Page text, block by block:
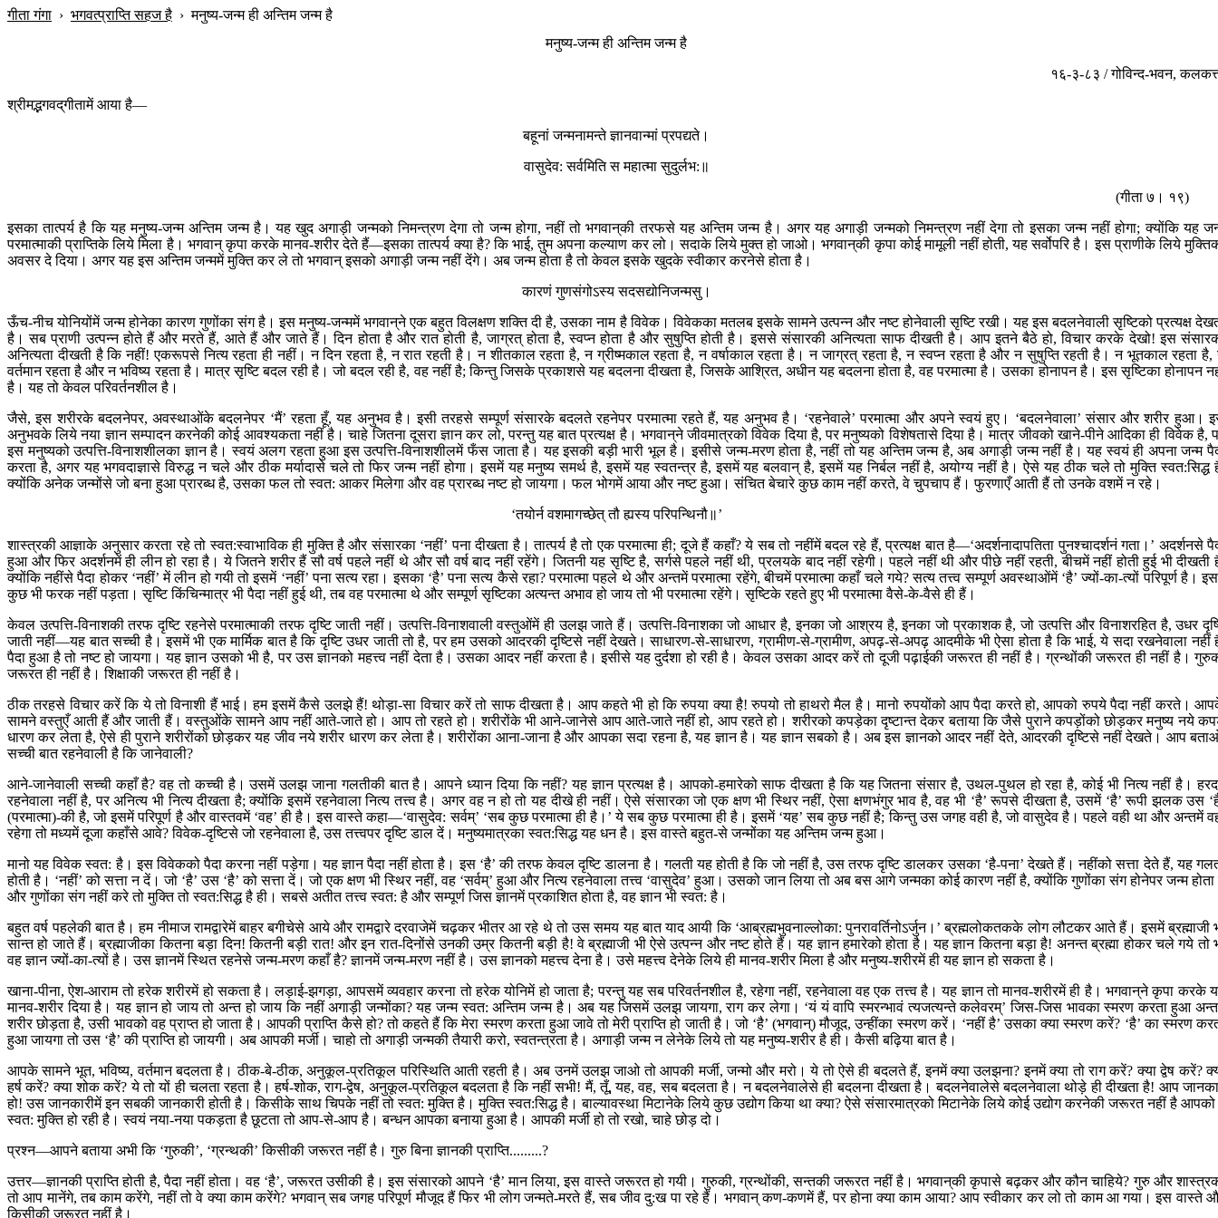
गीता गंगा › भगवत्प्राप्ति सहज है ›मनुष्य-जन्म ही अन्तिम जन्म है
मनुष्य-जन्म ही अन्तिम जन्म है
१६-३-८३ / गोविन्द-भवन,
श्रीमद्भगवद‍्गीतामें आया है—
बहूनां जन्मनामन्ते ज्ञानवान्मां प्रपद्यते।
वासुदेव: सर्वमिति स महात्मा सुदुर्लभ:॥
(गीता ७। १९)
इसका तात्पर्य है कि यह मनुष्य-जन्म अन्तिम जन्म है। यह खुद अगाड़ी जन्मको निमन्त्रण देगा तो जन्म होगा, नहीं तो भगवान‍्की तरफसे यह अन्तिम जन्म है। अगर यह अगाड़ी जन्मको निमन्त्रण नहीं देगा तो इसका जन्म नहीं होगा; क्योंकि यह
परमात्माकी प्राप्तिके लिये मिला है। भगवान् कृपा करके मानव-शरीर देते हैं—इसका तात्पर्य क्या है? कि भाई, तुम अपना कल्याण कर लो। सदाके लिये मुक्त हो जाओ। भगवान‍्की कृपा कोई मामूली नहीं होती, यह सर्वोपरि है। इस प्राणीके लिये
अवसर दे दिया। अगर यह इस अन्तिम जन्ममें मुक्ति कर ले तो भगवान् इसको अगाड़ी जन्म नहीं देंगे। अब जन्म होता है तो केवल इसके खुदके स्वीकार करनेसे होता है।
कारणं गुणसंगोऽस्य सदसद्योनिजन्मसु।
ऊँच-नीच योनियोंमें जन्म होनेका कारण गुणोंका संग है। इस मनुष्य-जन्ममें भगवान‍्ने एक बहुत विलक्षण शक्ति दी है, उसका नाम है विवेक। विवेकका मतलब इसके सामने उत्पन्न और नष्ट होनेवाली सृष्टि रखी। यह इस बदलनेवाली सृष्टिको प्रत्यक्ष
है। सब प्राणी उत्पन्न होते हैं और मरते हैं, आते हैं और जाते हैं। दिन होता है और रात होती है, जाग्रत् होता है, स्वप्न होता है और सुषुप्ति होती है। इससे संसारकी अनित्यता साफ दीखती है। आप इतने बैठे हो, विचार करके देखो! इस
अनित्यता दीखती है कि नहीं! एकरूपसे नित्य रहता ही नहीं। न दिन रहता है, न रात रहती है। न शीतकाल रहता है, न ग्रीष्मकाल रहता है, न वर्षाकाल रहता है। न जाग्रत् रहता है, न स्वप्न रहता है और न सुषुप्ति रहती है। न भूतकाल रहता है,
वर्तमान रहता है और न भविष्य रहता है। मात्र सृष्टि बदल रही है। जो बदल रही है, वह नहीं है; किन्तु जिसके प्रकाशसे यह बदलना दीखता है, जिसके आश्रित, अधीन यह बदलना होता है, वह परमात्मा है। उसका होनापन है। इस सृष्टिका होनापन
है। यह तो केवल परिवर्तनशील है।
जैसे, इस शरीरके बदलनेपर, अवस्थाओंके बदलनेपर ‘मैं’ रहता हूँ, यह अनुभव है। इसी तरहसे सम्पूर्ण संसारके बदलते रहनेपर परमात्मा रहते हैं, यह अनुभव है। ‘रहनेवाले’ परमात्मा और अपने स्वयं हुए। ‘बदलनेवाला’ संसार और शरीर हुआ।
अनुभवके लिये नया ज्ञान सम्पादन करनेकी कोई आवश्यकता नहीं है। चाहे जितना दूसरा ज्ञान कर लो, परन्तु यह बात प्रत्यक्ष है। भगवान‍्ने जीवमात्रको विवेक दिया है, पर मनुष्यको विशेषतासे दिया है। मात्र जीवको खाने-पीने आदिका ही विवेक है,
इस मनुष्यको उत्पत्ति-विनाशशीलका ज्ञान है। स्वयं अलग रहता हुआ इस उत्पत्ति-विनाशशीलमें फँस जाता है। यह इसकी बड़ी भारी भूल है। इसीसे जन्म-मरण होता है, नहीं तो यह अन्तिम जन्म है, अब अगाड़ी जन्म नहीं है। यह स्वयं ही अपना जन्म
करता है, अगर यह भगवदाज्ञासे विरुद्ध न चले और ठीक मर्यादासे चले तो फिर जन्म नहीं होगा। इसमें यह मनुष्य समर्थ है, इसमें यह स्वतन्त्र है, इसमें यह बलवान् है, इसमें यह निर्बल नहीं है, अयोग्य नहीं है। ऐसे यह ठीक चले तो मुक्ति स्वत:सिद्ध
क्योंकि अनेक जन्मोंसे जो बना हुआ प्रारब्ध है, उसका फल तो स्वत: आकर मिलेगा और वह प्रारब्ध नष्ट हो जायगा। फल भोगमें आया और नष्ट हुआ। संचित बेचारे कुछ काम नहीं करते, वे चुपचाप हैं। फुरणाएँ आती हैं तो उनके वशमें न रहे।
‘तयोर्न वशमागच्छेत् तौ ह्यस्य परिपन्थिनौ॥’
शास्त्रकी आज्ञाके अनुसार करता रहे तो स्वत:स्वाभाविक ही मुक्ति है और संसारका ‘नहीं’ पना दीखता है। तात्पर्य है तो एक परमात्मा ही; दूजे हैं कहाँ? ये सब तो नहींमें बदल रहे हैं, प्रत्यक्ष बात है—‘अदर्शनादापतिता पुनश्चादर्शनं गता।’ अदर्शनसे
हुआ और फिर अदर्शनमें ही लीन हो रहा है। ये जितने शरीर हैं सौ वर्ष पहले नहीं थे और सौ वर्ष बाद नहीं रहेंगे। जितनी यह सृष्टि है, सर्गसे पहले नहीं थी, प्रलयके बाद नहीं रहेगी। पहले नहीं थी और पीछे नहीं रहती, बीचमें नहीं होती हुई भी दीखती
क्योंकि नहींसे पैदा होकर ‘नहीं’ में लीन हो गयी तो इसमें ‘नहीं’ पना सत्य रहा। इसका ‘है’ पना सत्य कैसे रहा? परमात्मा पहले थे और अन्तमें परमात्मा रहेंगे, बीचमें परमात्मा कहाँ चले गये? सत्य तत्त्व सम्पूर्ण अवस्थाओंमें ‘है’ ज्यों-का-त्यों परिपूर्ण है।
कुछ भी फरक नहीं पड़ता। सृष्टि किंचिन्मात्र भी पैदा नहीं हुई थी, तब वह परमात्मा थे और सम्पूर्ण सृष्टिका अत्यन्त अभाव हो जाय तो भी परमात्मा रहेंगे। सृष्टिके रहते हुए भी परमात्मा वैसे-के-वैसे ही हैं।
केवल उत्पत्ति-विनाशकी तरफ दृष्टि रहनेसे परमात्माकी तरफ दृष्टि जाती नहीं। उत्पत्ति-विनाशवाली वस्तुओंमें ही उलझ जाते हैं। उत्पत्ति-विनाशका जो आधार है, इनका जो आश्रय है, इनका जो प्रकाशक है, जो उत्पत्ति और विनाशरहित है, उधर
जाती नहीं—यह बात सच्ची है। इसमें भी एक मार्मिक बात है कि दृष्टि उधर जाती तो है, पर हम उसको आदरकी दृष्टिसे नहीं देखते। साधारण-से-साधारण, ग्रामीण-से-ग्रामीण, अपढ़-से-अपढ़ आदमीके भी ऐसा होता है कि भाई, ये सदा रखनेवाला नहीं
पैदा हुआ है तो नष्ट हो जायगा। यह ज्ञान उसको भी है, पर उस ज्ञानको महत्त्व नहीं देता है। उसका आदर नहीं करता है। इसीसे यह दुर्दशा हो रही है। केवल उसका आदर करें तो दूजी पढ़ाईकी जरूरत ही नहीं है। ग्रन्थोंकी जरूरत ही नहीं है।
जरूरत ही नहीं है। शिक्षाकी जरूरत ही नहीं है।
ठीक तरहसे विचार करें कि ये तो विनाशी हैं भाई। हम इसमें कैसे उलझे हैं! थोड़ा-सा विचार करें तो साफ दीखता है। आप कहते भी हो कि रुपया क्या है! रुपयो तो हाथरो मैल है। मानो रुपयोंको आप पैदा करते हो, आपको रुपये पैदा नहीं करते।
सामने वस्तुएँ आती हैं और जाती हैं। वस्तुओंके सामने आप नहीं आते-जाते हो। आप तो रहते हो। शरीरोंके भी आने-जानेसे आप आते-जाते नहीं हो, आप रहते हो। शरीरको कपड़ेका दृष्टान्त देकर बताया कि जैसे पुराने कपड़ोंको छोड़कर मनुष्य नये
धारण कर लेता है, ऐसे ही पुराने शरीरोंको छोड़कर यह जीव नये शरीर धारण कर लेता है। शरीरोंका आना-जाना है और आपका सदा रहना है, यह ज्ञान है। यह ज्ञान सबको है। अब इस ज्ञानको आदर नहीं देते, आदरकी दृष्टिसे नहीं देखते। आप
सच्ची बात रहनेवाली है कि जानेवाली?
आने-जानेवाली सच्ची कहाँ है? वह तो कच्ची है। उसमें उलझ जाना गलतीकी बात है। आपने ध्यान दिया कि नहीं? यह ज्ञान प्रत्यक्ष है। आपको-हमारेको साफ दीखता है कि यह जितना संसार है, उथल-पुथल हो रहा है, कोई भी नित्य नहीं है।
रहनेवाला नहीं है, पर अनित्य भी नित्य दीखता है; क्योंकि इसमें रहनेवाला नित्य तत्त्व है। अगर वह न हो तो यह दीखे ही नहीं। ऐसे संसारका जो एक क्षण भी स्थिर नहीं, ऐसा क्षणभंगुर भाव है, वह भी ‘है’ रूपसे दीखता है, उसमें ‘है’ रूपी झलक उस
(परमात्मा)-की है, जो इसमें परिपूर्ण है और वास्तवमें ‘वह’ ही है। इस वास्ते कहा—‘वासुदेव: सर्वम्’ ‘सब कुछ परमात्मा ही है।’ ये सब कुछ परमात्मा ही है। इसमें ‘यह’ सब कुछ नहीं है; किन्तु उस जगह वही है, जो वासुदेव है। पहले वही था और अन्तमें
रहेगा तो मध्यमें दूजा कहाँसे आवे? विवेक-दृष्टिसे जो रहनेवाला है, उस तत्त्वपर दृष्टि डाल दें। मनुष्यमात्रका स्वत:सिद्ध यह धन है। इस वास्ते बहुत-से जन्मोंका यह अन्तिम जन्म हुआ।
मानो यह विवेक स्वत: है। इस विवेकको पैदा करना नहीं पड़ेगा। यह ज्ञान पैदा नहीं होता है। इस ‘है’ की तरफ केवल दृष्टि डालना है। गलती यह होती है कि जो नहीं है, उस तरफ दृष्टि डालकर उसका ‘है-पना’ देखते हैं। नहींको सत्ता देते हैं, यह
होती है। ‘नहीं’ को सत्ता न दें। जो ‘है’ उस ‘है’ को सत्ता दें। जो एक क्षण भी स्थिर नहीं, वह ‘सर्वम्’ हुआ और नित्य रहनेवाला तत्त्व ‘वासुदेव’ हुआ। उसको जान लिया तो अब बस आगे जन्मका कोई कारण नहीं है, क्योंकि गुणोंका संग होनेपर जन्म होता
और गुणोंका संग नहीं करे तो मुक्ति तो स्वत:सिद्ध है ही। सबसे अतीत तत्त्व स्वत: है और सम्पूर्ण जिस ज्ञानमें प्रकाशित होता है, वह ज्ञान भी स्वत: है।
बहुत वर्ष पहलेकी बात है। हम नीमाज रामद्वारेमें बाहर बगीचेसे आये और रामद्वारे दरवाजेमें चढ़कर भीतर आ रहे थे तो उस समय यह बात याद आयी कि ‘आब्रह्मभुवनाल्लोका: पुनरावर्तिनोऽर्जुन।’ ब्रह्मलोकतकके लोग लौटकर आते हैं। इसमें ब्रह्माजी
सान्त हो जाते हैं। ब्रह्माजीका कितना बड़ा दिन! कितनी बड़ी रात! और इन रात-दिनोंसे उनकी उम्र कितनी बड़ी है! वे ब्रह्माजी भी ऐसे उत्पन्न और नष्ट होते हैं। यह ज्ञान हमारेको होता है। यह ज्ञान कितना बड़ा है! अनन्त ब्रह्मा होकर चले गये तो
वह ज्ञान ज्यों-का-त्यों है। उस ज्ञानमें स्थित रहनेसे जन्म-मरण कहाँ है? ज्ञानमें जन्म-मरण नहीं है। उस ज्ञानको महत्त्व देना है। उसे महत्त्व देनेके लिये ही मानव-शरीर मिला है और मनुष्य-शरीरमें ही यह ज्ञान हो सकता है।
खाना-पीना, ऐश-आराम तो हरेक शरीरमें हो सकता है। लड़ाई-झगड़ा, आपसमें व्यवहार करना तो हरेक योनिमें हो जाता है; परन्तु यह सब परिवर्तनशील है, रहेगा नहीं, रहनेवाला वह एक तत्त्व है। यह ज्ञान तो मानव-शरीरमें ही है। भगवान‍्ने कृपा करके
मानव-शरीर दिया है। यह ज्ञान हो जाय तो अन्त हो जाय कि नहीं अगाड़ी जन्मोंका? यह जन्म स्वत: अन्तिम जन्म है। अब यह जिसमें उलझ जायगा, राग कर लेगा। ‘यं यं वापि स्मरन्भावं त्यजत्यन्ते कलेवरम्’ जिस-जिस भावका स्मरण करता हुआ
शरीर छोड़ता है, उसी भावको वह प्राप्त हो जाता है। आपकी प्राप्ति कैसे हो? तो कहते हैं कि मेरा स्मरण करता हुआ जावे तो मेरी प्राप्ति हो जाती है। जो ‘है’ (भगवान्) मौजूद, उन्हींका स्मरण करें। ‘नहीं है’ उसका क्या स्मरण करें? ‘है’ का स्मरण
हुआ जायगा तो उस ‘है’ की प्राप्ति हो जायगी। अब आपकी मर्जी। चाहो तो अगाड़ी जन्मकी तैयारी करो, स्वतन्त्रता है। अगाड़ी जन्म न लेनेके लिये तो यह मनुष्य-शरीर है ही। कैसी बढ़िया बात है।
आपके सामने भूत, भविष्य, वर्तमान बदलता है। ठीक-बे-ठीक, अनुकूल-प्रतिकूल परिस्थिति आती रहती है। अब उनमें उलझ जाओ तो आपकी मर्जी, जन्मो और मरो। ये तो ऐसे ही बदलते हैं, इनमें क्या उलझना? इनमें क्या तो राग करें? क्या द्वेष करें?
हर्ष करें? क्या शोक करें? ये तो यों ही चलता रहता है। हर्ष-शोक, राग-द्वेष, अनुकूल-प्रतिकूल बदलता है कि नहीं सभी! मैं, तूँ, यह, वह, सब बदलता है। न बदलनेवालेसे ही बदलना दीखता है। बदलनेवालेसे बदलनेवाला थोड़े ही दीखता है! आप
हो! उस जानकारीमें इन सबकी जानकारी होती है। किसीके साथ चिपके नहीं तो स्वत: मुक्ति है। मुक्ति स्वत:सिद्ध है। बाल्यावस्था मिटानेके लिये कुछ उद्योग किया था क्या? ऐसे संसारमात्रको मिटानेके लिये कोई उद्योग करनेकी जरूरत नहीं है
स्वत: मुक्ति हो रही है। स्वयं नया-नया पकड़ता है छूटता तो आप-से-आप है। बन्धन आपका बनाया हुआ है। आपकी मर्जी हो तो रखो, चाहे छोड़ दो।
प्रश्न—आपने बताया अभी कि ‘गुरुकी’, ‘ग्रन्थकी’ किसीकी जरूरत नहीं है। गुरु बिना ज्ञानकी प्राप्ति.........?
उत्तर—ज्ञानकी प्राप्ति होती है, पैदा नहीं होता। वह ‘है’, जरूरत उसीकी है। इस संसारको आपने ‘है’ मान लिया, इस वास्ते जरूरत हो गयी। गुरुकी, ग्रन्थोंकी, सन्तकी जरूरत नहीं है। भगवान‍्की कृपासे बढ़कर और कौन चाहिये? गुरु और
तो आप मानेंगे, तब काम करेंगे, नहीं तो वे क्या काम करेंगे? भगवान् सब जगह परिपूर्ण मौजूद हैं फिर भी लोग जन्मते-मरते हैं, सब जीव दु:ख पा रहे हैं। भगवान् कण-कणमें हैं, पर होना क्या काम आया? आप स्वीकार कर लो तो काम आ गया। इस वास्ते
किसीकी जरूरत नहीं है।